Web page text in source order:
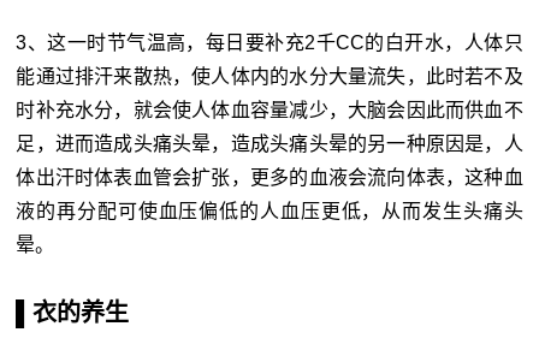
3、这一时节气温高，每日要补充2千CC的白开水，人体只
能通过排汗来散热，使人体内的水分大量流失，此时若不及
时补充水分，就会使人体血容量减少，大脑会因此而供血不
足，进而造成头痛头晕，造成头痛头晕的另一种原因是，人
体出汗时体表血管会扩张，更多的血液会流向体表，这种血
液的再分配可使血压偏低的人血压更低，从而发生头痛头
晕。
▌衣的养生